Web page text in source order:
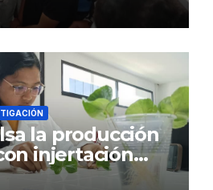
la producción
injertación